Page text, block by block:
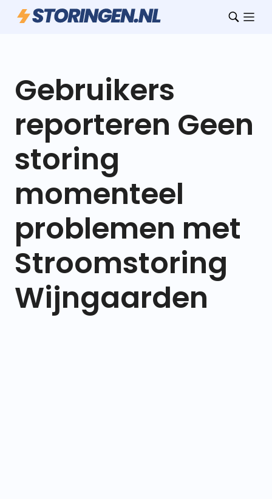
Gebruikers
reporteren Geen
storing
momenteel
problemen met
Stroomstoring
Wijngaarden